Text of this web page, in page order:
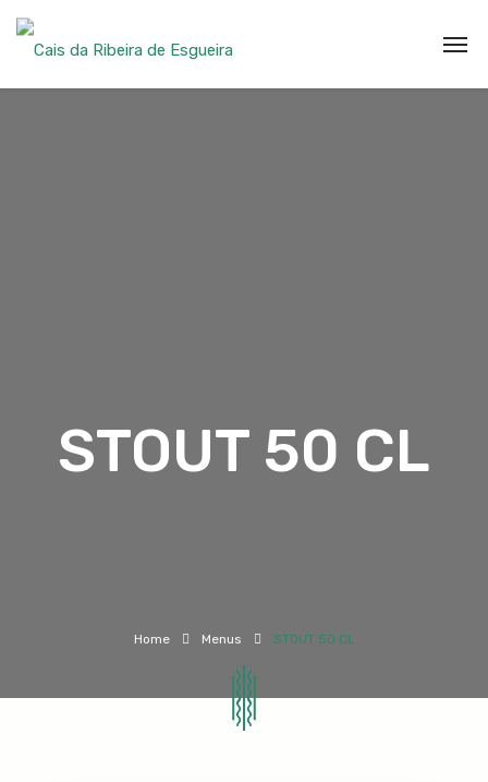
STOUT 50 CL
Home Menus STOUT 50 CL